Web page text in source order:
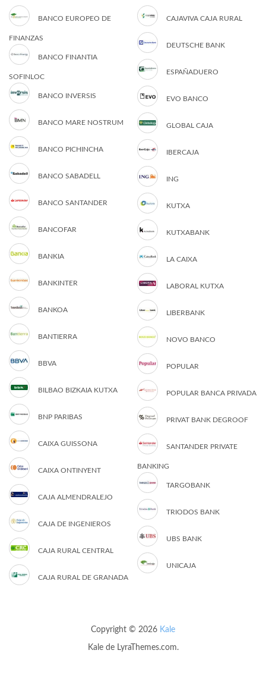
BANCO EUROPEO DE
FINANZAS
BANCO FINANTIA
SOFINLOC
BANCO INVERSIS
BANCO MARE NOSTRUM
BANCO PICHINCHA
BANCO SABADELL
BANCO SANTANDER
BANCOFAR
BANKIA
BANKINTER
BANKOA
BANTIERRA
BBVA
BILBAO BIZKAIA KUTXA
BNP PARIBAS
CAIXA GUISSONA
CAIXA ONTINYENT
CAJA ALMENDRALEJO
CAJA DE INGENIEROS
CAJA RURAL CENTRAL
CAJA RURAL DE GRANADA
CAJAVIVA CAJA RURAL
DEUTSCHE BANK
ESPAÑADUERO
EVO BANCO
GLOBAL CAJA
IBERCAJA
ING
KUTXA
KUTXABANK
LA CAIXA
LABORAL KUTXA
LIBERBANK
NOVO BANCO
POPULAR
POPULAR BANCA PRIVADA
PRIVAT BANK DEGROOF
SANTANDER PRIVATE
BANKING
TARGOBANK
TRIODOS BANK
UBS BANK
UNICAJA
Copyright © 2026 Kale
Kalede LyraThemes.com.